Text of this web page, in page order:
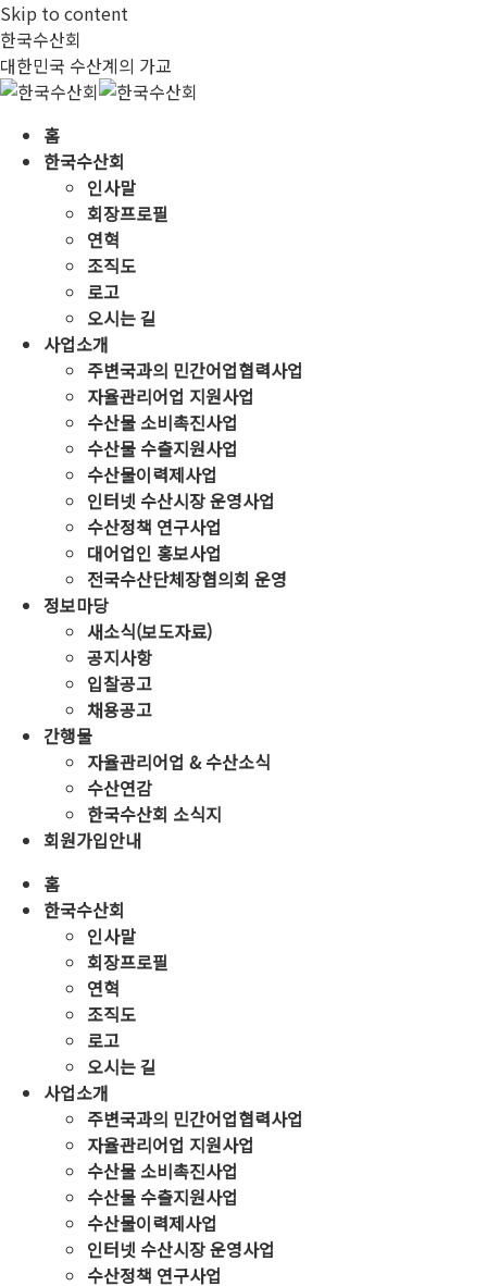
Skip to content
한국수산회
대한민국 수산계의 가교
홈
한국수산회
인사말
회장프로필
연혁
조직도
로고
오시는 길
사업소개
주변국과의 민간어업협력사업
자율관리어업 지원사업
수산물 소비촉진사업
수산물 수출지원사업
수산물이력제사업
인터넷 수산시장 운영사업
수산정책 연구사업
대어업인 홍보사업
전국수산단체장협의회 운영
정보마당
새소식(보도자료)
공지사항
입찰공고
채용공고
간행물
자율관리어업 & 수산소식
수산연감
한국수산회 소식지
회원가입안내
홈
한국수산회
인사말
회장프로필
연혁
조직도
로고
오시는 길
사업소개
주변국과의 민간어업협력사업
자율관리어업 지원사업
수산물 소비촉진사업
수산물 수출지원사업
수산물이력제사업
인터넷 수산시장 운영사업
수산정책 연구사업